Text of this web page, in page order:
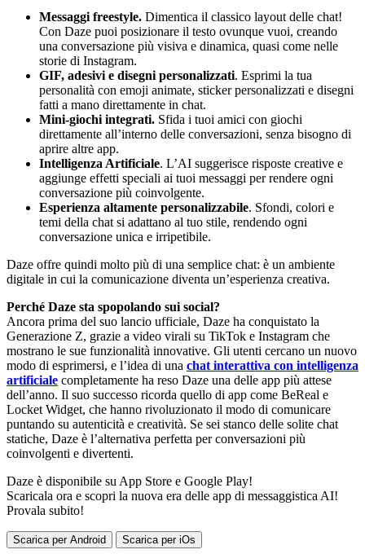
Messaggi freestyle. Dimentica il classico layout delle chat!
Con Daze puoi posizionare il testo ovunque vuoi, creando
una conversazione più visiva e dinamica, quasi come nelle
storie di Instagram.
GIF, adesivi e disegni personalizzati. Esprimi la tua
personalità con emoji animate, sticker personalizzati e disegni
fatti a mano direttamente in chat.
Mini-giochi integrati. Sfida i tuoi amici con giochi
direttamente all’interno delle conversazioni, senza bisogno di
aprire altre app.
Intelligenza Artificiale. L’AI suggerisce risposte creative e
aggiunge effetti speciali ai tuoi messaggi per rendere ogni
conversazione più coinvolgente.
Esperienza altamente personalizzabile. Sfondi, colori e
temi della chat si adattano al tuo stile, rendendo ogni
conversazione unica e irripetibile.
Daze offre quindi molto più di una semplice chat: è un ambiente
digitale in cui la comunicazione diventa un’esperienza creativa.
Perché Daze sta spopolando sui social?
Ancora prima del suo lancio ufficiale, Daze ha conquistato la
Generazione Z, grazie a video virali su TikTok e Instagram che
mostrano le sue funzionalità innovative. Gli utenti cercano un nuovo
modo di esprimersi, e l’idea di una chat interattiva con intelligenza
artificiale completamente ha reso Daze una delle app più attese
dell’anno. Il suo successo ricorda quello di app come BeReal e
Locket Widget, che hanno rivoluzionato il modo di comunicare
puntando su autenticità e creatività. Se sei stanco delle solite chat
statiche, Daze è l’alternativa perfetta per conversazioni più
coinvolgenti e divertenti.
Daze è disponibile su App Store e Google Play!
Scaricala ora e scopri la nuova era delle app di messaggistica AI!
Provala subito!
Scarica per Android Scarica per iOs